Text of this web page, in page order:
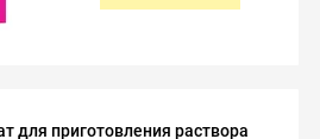
для приготовления раствора